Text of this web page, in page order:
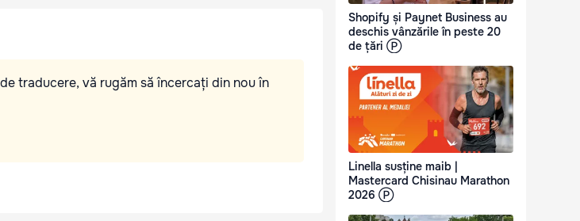
traducere, vă rugăm să încercați din nou în
Shopify și Paynet Business au
deschis vânzările în peste 20
de țări Ⓟ
Linella susține maib |
Mastercard Chisinau Marathon
2026 Ⓟ